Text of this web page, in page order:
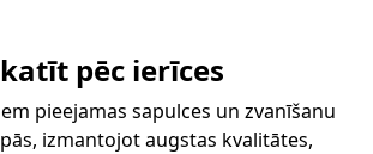
pēc ierīces
pieejamas sapulces un zvanīšanu
izmantojot augstas kvalitātes,